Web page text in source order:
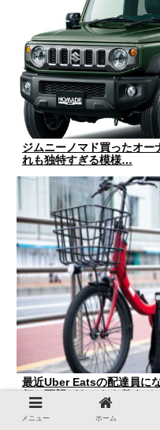
ジムニーノマド買ったオー
れも独特すぎる模様…
最近Uber Eatsの配達員に
何か要望があったら教えて
メニュー ホーム